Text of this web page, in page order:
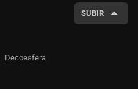
SUBIR
Decoesfera